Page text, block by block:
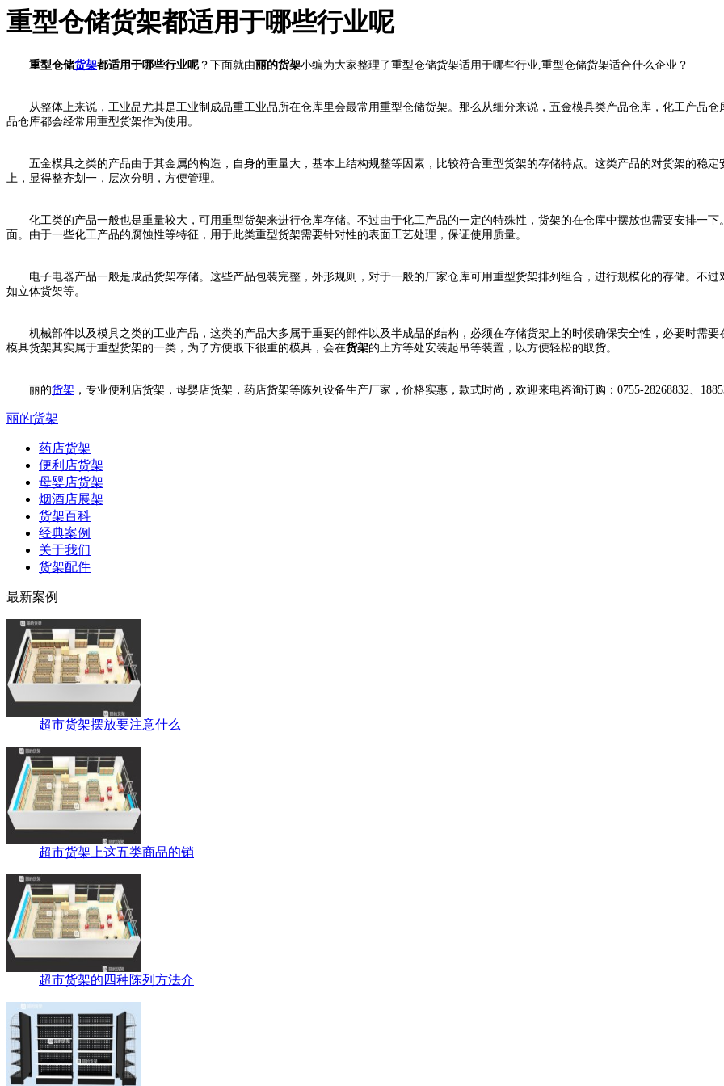
重型仓储货架都适用于哪些行业呢
重型仓储货架都适用于哪些行业呢 ？下面就由丽的货架小编为大家整理了重型仓储货架适用于哪些行业,重型仓储货架适合什么企业？
从整体上来说，工业品尤其是工业制成品重工业品所在仓库里会最常用重型仓储货架。那么从细分来说，五金模具类产品仓库，化工产品
品仓库都会经常用重型货架作为使用。
五金模具之类的产品由于其金属的构造，自身的重量大，基本上结构规整等因素，比较符合重型货架的存储特点。这类产品的对货架的稳定
上，显得整齐划一，层次分明，方便管理。
化工类的产品一般也是重量较大，可用重型货架来进行仓库存储。不过由于化工产品的一定的特殊性，货架的在仓库中摆放也需要安排一下
面。由于一些化工产品的腐蚀性等特征，用于此类重型货架需要针对性的表面工艺处理，保证使用质量。
电子电器产品一般是成品货架存储。这些产品包装完整，外形规则，对于一般的厂家仓库可用重型货架排列组合，进行规模化的存储。不过
如立体货架等。
机械部件以及模具之类的工业产品，这类的产品大多属于重要的部件以及半成品的结构，必须在存储货架上的时候确保安全性，必要时需要
模具货架其实属于重型货架的一类，为了方便取下很重的模具，会在货架的上方等处安装起吊等装置，以方便轻松的取货。
丽的货架 ，专业便利店货架，母婴店货架，药店货架等陈列设备生产厂家，价格实惠，款式时尚，欢迎来电咨询订购：0755-28268832、
丽的货架
药店货架
便利店货架
母婴店货架
烟酒店展架
货架百科
经典案例
关于我们
货架配件
最新案例
超市货架摆放要注意什么
超市货架上这五类商品的销
超市货架的四种陈列方法介